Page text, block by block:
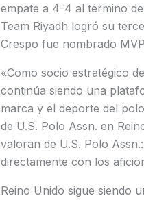
empate a 4-4 al término
Team Riyadh logró su
Crespo fue nombrado
«Como socio estratégico
continúa siendo una
marca y el deporte del
de U.S. Polo Assn. en
valoran de U.S. Polo
directamente con los
Reino Unido sigue siendo